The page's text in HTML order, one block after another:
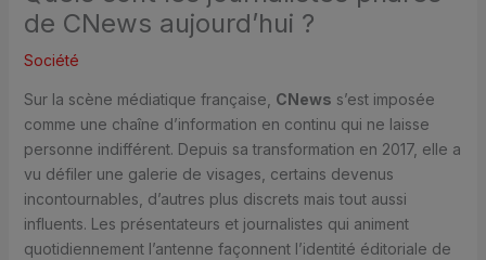
de CNews aujourd’hui ?
Société
Sur la scène médiatique française, CNews s’est imposée
comme une chaîne d’information en continu qui ne laisse
personne indifférent. Depuis sa transformation en 2017, elle a
vu défiler une galerie de visages, certains devenus
incontournables, d’autres plus discrets mais tout aussi
influents. Les présentateurs et journalistes qui animent
quotidiennement l’antenne façonnent l’identité éditoriale de